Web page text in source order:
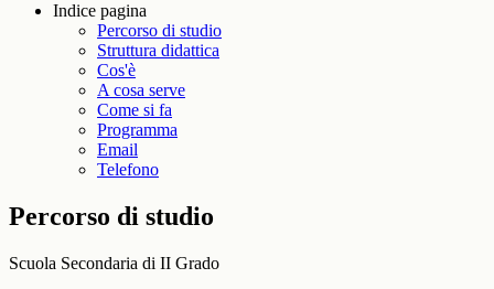
Indice pagina
Percorso di studio
Struttura didattica
Cos'è
A cosa serve
Come si fa
Programma
Email
Telefono
Percorso di studio
Scuola Secondaria di II Grado